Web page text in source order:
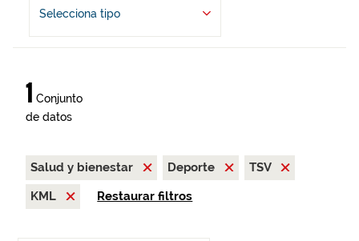
Selecciona tipo
1 Conjunto
de datos
Salud y bienestar Deporte
TSV
KML
Restaurar filtros